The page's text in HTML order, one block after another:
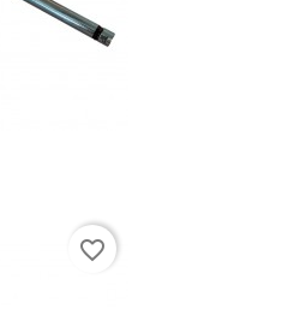
favorite_border